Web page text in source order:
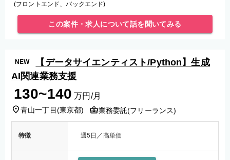
(フロントエンド、バックエンド)
この案件・求人について話を聞いてみる
NEW
【データサイエンティスト/Python】生成
AI関連業務支援
130~140 万円/月
青山一丁目(東京都) 業務委託(フリーランス)
特徴 週5日／高単価